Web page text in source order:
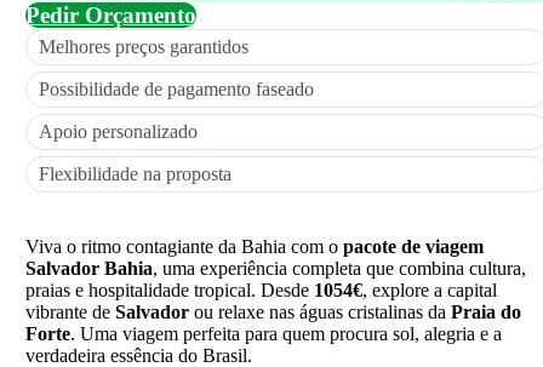
Pedir Orçamento
Melhores preços garantidos
Possibilidade de pagamento faseado
Apoio personalizado
Flexibilidade na proposta
Viva o ritmo contagiante da Bahia com o pacote de viagem
Salvador Bahia, uma experiência completa que combina cultura,
praias e hospitalidade tropical. Desde 1054€, explore a capital
vibrante de Salvadorou relaxe nas águas cristalinas da Praia do
Forte. Uma viagem perfeita para quem procura sol, alegria e a
verdadeira essência do Brasil.